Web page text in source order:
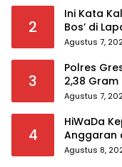
2
Ini Kata
Bos’ di
Agustus 7,
3
Polres
2,38 Gram
Agustus 7,
4
HiWaDa
Anggaran
Kejaksaan
Agustus 8,